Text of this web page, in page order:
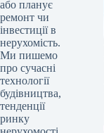
або планує
ремонт чи
інвестиції в
нерухомість.
Ми пишемо
про сучасні
технології
будівництва,
тенденції
ринку